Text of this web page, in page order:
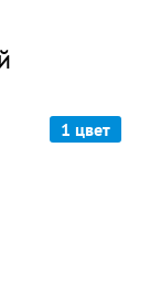
1 цвет